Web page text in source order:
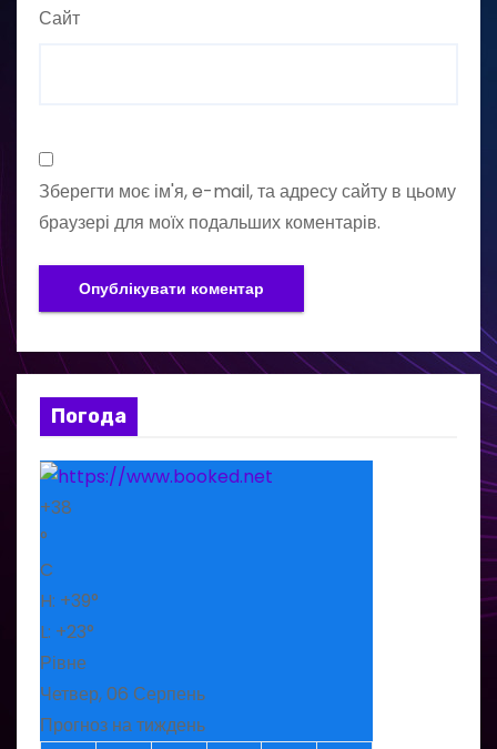
Сайт
Зберегти моє ім'я, e-mail, та адресу сайту в цьому
браузері для моїх подальших коментарів.
Погода
+38
°
C
H: +39°
L: +23°
Рівне
Четвер, 06 Серпень
Прогноз на тиждень